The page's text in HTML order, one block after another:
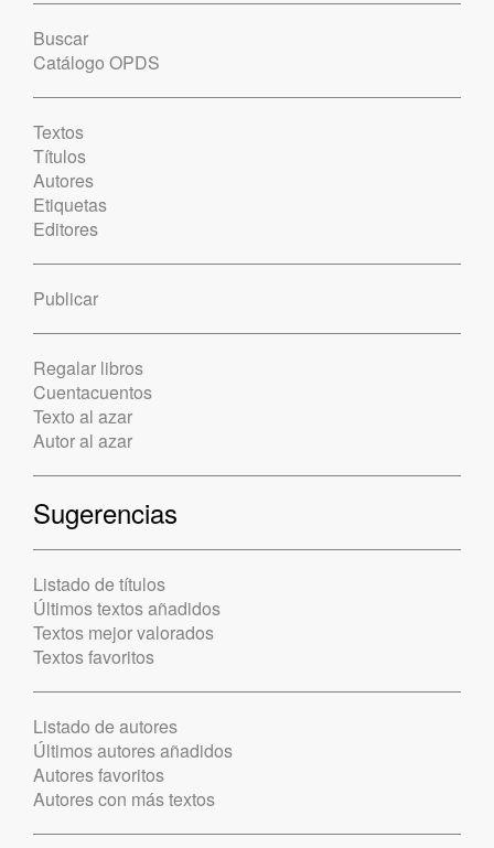
Buscar
Catálogo OPDS
Textos
Títulos
Autores
Etiquetas
Editores
Publicar
Regalar libros
Cuentacuentos
Texto al azar
Autor al azar
Sugerencias
Listado de títulos
Últimos textos añadidos
Textos mejor valorados
Textos favoritos
Listado de autores
Últimos autores añadidos
Autores favoritos
Autores con más textos